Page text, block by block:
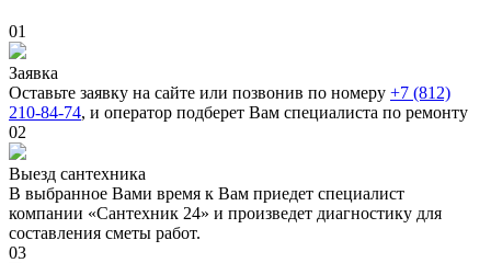
01
Заявка
Оставьте заявку на сайте или позвонив по номеру +7 (812)
210-84-74, и оператор подберет Вам специалиста по ремонту
02
Выезд сантехника
В выбранное Вами время к Вам приедет специалист
компании «Сантехник 24» и произведет диагностику для
составления сметы работ.
03